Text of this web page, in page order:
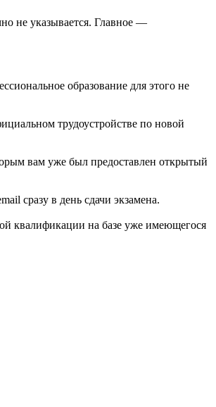
не указывается. Главное —
образование для этого не
трудоустройстве по новой
вам уже был предоставлен открытый
сразу в день сдачи экзамена.
квалификации на базе уже имеющегося